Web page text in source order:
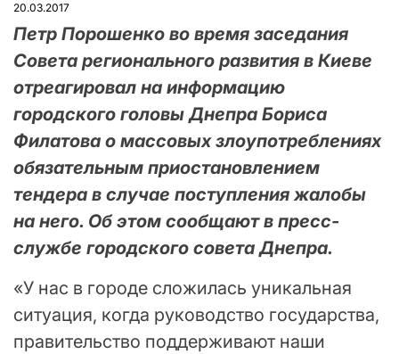
20.03.2017
Петр Порошенко во время заседания
Совета регионального развития в Киеве
отреагировал на информацию
городского головы Днепра Бориса
Филатова о массовых злоупотреблениях
обязательным приостановлением
тендера в случае поступления жалобы
на него. Об этом сообщают в пресс-
службе городского совета Днепра.
«У нас в городе сложилась уникальная
ситуация, когда руководство государства,
правительство поддерживают наши